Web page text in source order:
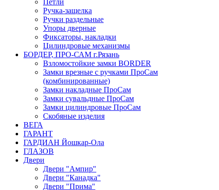
Ручка-защелка
Ручки раздельные
Упоры дверные
Фиксаторы, накладки
Цилиндровые механизмы
БОРДЕР, ПРО-САМ г.Рязань
Взломостойкие замки BORDER
Замки врезные с ручками ПроСам
(комбинированные)
Замки накладные ПроСам
Замки сувальдные ПроСам
Замки цилиндровые ПроСам
Скобяные изделия
ВЕГА
ГАРАНТ
ГАРДИАН Йошкар-Ола
ГЛАЗОВ
Двери
Двери "Ампир"
Двери "Канадка"
Двери "Прима"